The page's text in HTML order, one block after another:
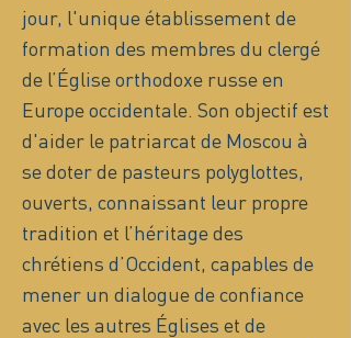
jour, l'unique établissement de
formation des membres du clergé
de l’Église orthodoxe russe en
Europe occidentale. Son objectif est
d'aider le patriarcat de Moscou à
se doter de pasteurs polyglottes,
ouverts, connaissant leur propre
tradition et l’héritage des
chrétiens d’Occident, capables de
mener un dialogue de confiance
avec les autres Églises et de